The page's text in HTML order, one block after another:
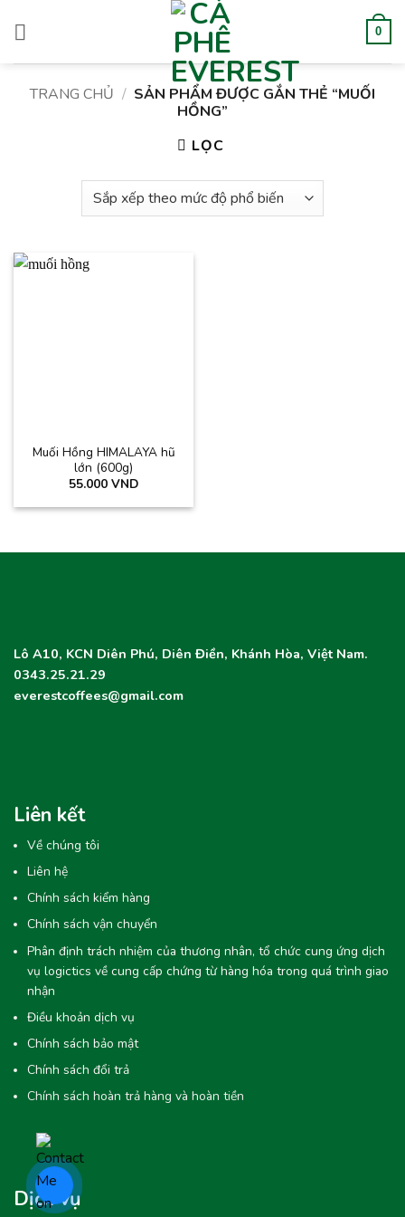
qua
0
TRANG CHỦ / SẢN PHẨM ĐƯỢC GẮN THẺ “MUỐI
HỒNG”
LỌC
Muối Hồng HIMALAYA hũ
lớn (600g)
55.000 VND
Lô A10, KCN Diên Phú, Diên Điền, Khánh Hòa, Việt Nam.
0343.25.21.29
everestcoffees@gmail.com
Liên kết
Về chúng tôi
Liên hệ
Chính sách kiểm hàng
Chính sách vận chuyển
Phân định trách nhiệm của thương nhân, tổ chức cung ứng dịch
vụ logictics về cung cấp chứng từ hàng hóa trong quá trình giao
nhận
Điều khoản dịch vụ
Chính sách bảo mật
Chính sách đổi trả
Chính sách hoàn trả hàng và hoàn tiền
Dịch vụ